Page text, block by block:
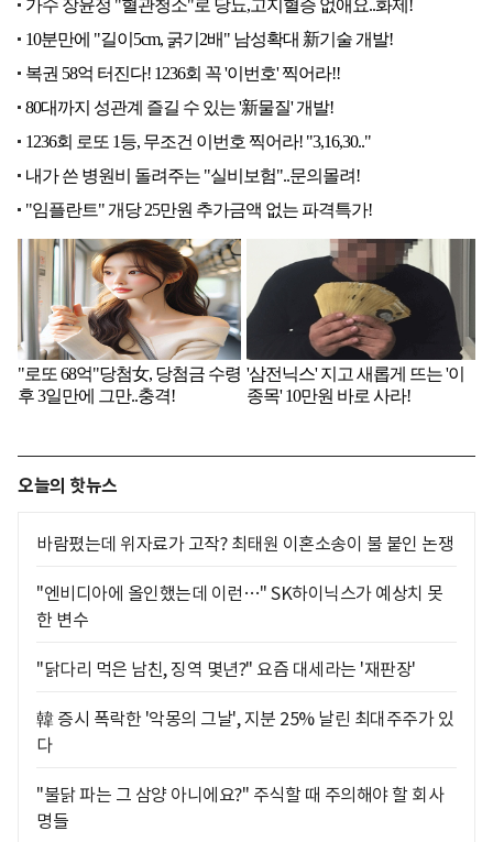
오늘의 핫뉴스
바람폈는데 위자료가 고작? 최태원 이혼소송이 불 붙인 논쟁
"엔비디아에 올인했는데 이런…" SK하이닉스가 예상치 못
한 변수
"닭다리 먹은 남친, 징역 몇년?" 요즘 대세라는 '재판장'
韓 증시 폭락한 '악몽의 그날', 지분 25% 날린 최대주주가 있
다
"불닭 파는 그 삼양 아니에요?" 주식할 때 주의해야 할 회사
명들